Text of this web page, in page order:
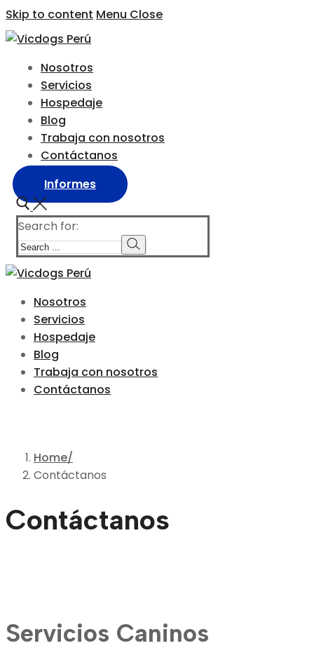
Skip to content Menu Close
Nosotros
Servicios
Hospedaje
Blog
Trabaja con nosotros
Contáctanos
Informes
Search for:
Nosotros
Servicios
Hospedaje
Blog
Trabaja con nosotros
Contáctanos
Home
Contáctanos
Contáctanos
Servicios Caninos